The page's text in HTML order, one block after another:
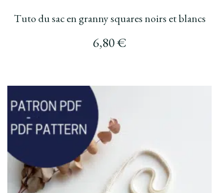
Tuto du sac en granny squares noirs et blancs
6,80€